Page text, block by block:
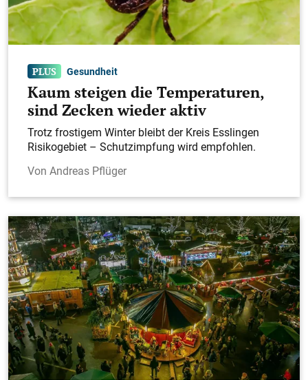
Gesundheit
Kaum steigen die Temperaturen,
sind Zecken wieder aktiv
Trotz frostigem Winter bleibt der Kreis Esslingen
Risikogebiet – Schutzimpfung wird empfohlen.
Andreas Pflüger